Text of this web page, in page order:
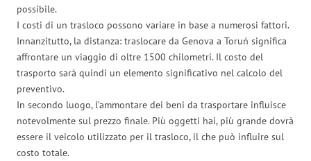
possibile.
I costi di un trasloco possono variare in base a numerosi fattori.
Innanzitutto, la distanza: traslocare da Genova a Toruń significa
affrontare un viaggio di oltre 1500 chilometri. Il costo del
trasporto sarà quindi un elemento significativo nel calcolo del
preventivo.
In secondo luogo, l’ammontare dei beni da trasportare influisce
notevolmente sul prezzo finale. Più oggetti hai, più grande dovrà
essere il veicolo utilizzato per il trasloco, il che può influire sul
costo totale.